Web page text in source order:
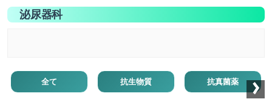
泌尿器科
全て 抗生物質 抗真菌薬 ›